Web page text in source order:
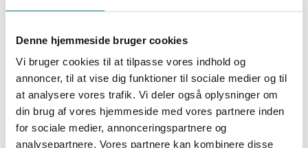
Denne hjemmeside bruger cookies
Vi bruger cookies til at tilpasse vores indhold og
annoncer, til at vise dig funktioner til sociale medier og til
at analysere vores trafik. Vi deler også oplysninger om
din brug af vores hjemmeside med vores partnere inden
for sociale medier, annonceringspartnere og
analysepartnere. Vores partnere kan kombinere disse